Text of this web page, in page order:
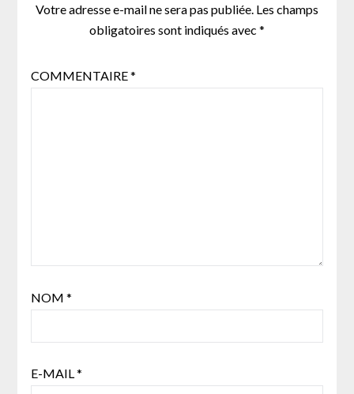
Votre adresse e-mail ne sera pas publiée. Les champs
obligatoires sont indiqués avec *
COMMENTAIRE*
NOM *
E-MAIL *